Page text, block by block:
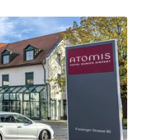
41 Hotels.